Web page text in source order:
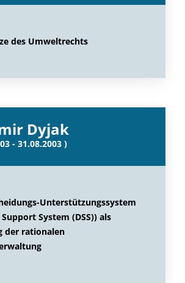
des Umweltrechts
Dyjak
- 31.08.2003 )
Unterstützungssystem
System (DSS)) als
der rationalen